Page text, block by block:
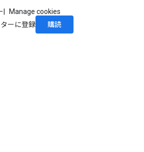
Manage cookies
ーに登録
購読